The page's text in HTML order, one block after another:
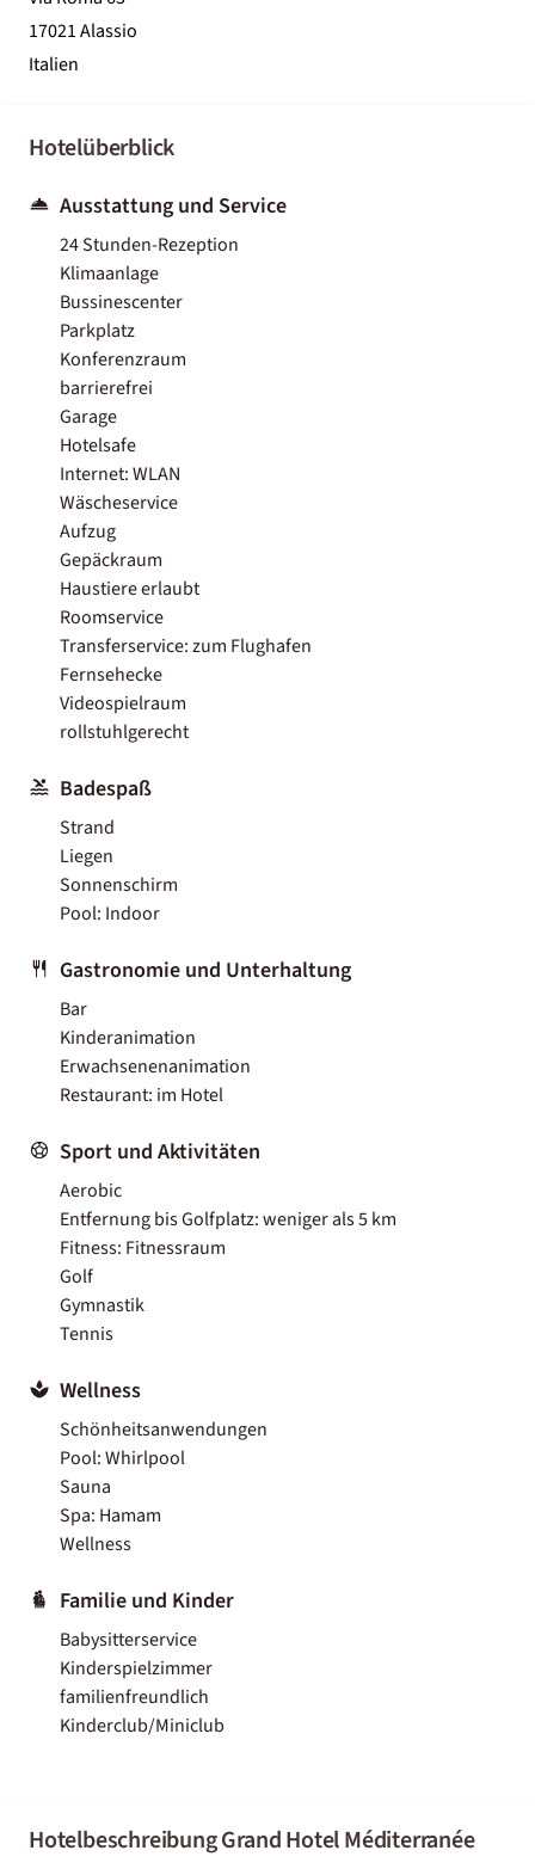
17021 Alassio
Italien
Hotelüberblick
Ausstattung und Service
24 Stunden-Rezeption
Klimaanlage
Bussinescenter
Parkplatz
Konferenzraum
barrierefrei
Garage
Hotelsafe
Internet: WLAN
Wäscheservice
Aufzug
Gepäckraum
Haustiere erlaubt
Roomservice
Transferservice: zum Flughafen
Fernsehecke
Videospielraum
rollstuhlgerecht
Badespaß
Strand
Liegen
Sonnenschirm
Pool: Indoor
Gastronomie und Unterhaltung
Bar
Kinderanimation
Erwachsenenanimation
Restaurant: im Hotel
Sport und Aktivitäten
Aerobic
Entfernung bis Golfplatz: weniger als 5 km
Fitness: Fitnessraum
Golf
Gymnastik
Tennis
Wellness
Schönheitsanwendungen
Pool: Whirlpool
Sauna
Spa: Hamam
Wellness
Familie und Kinder
Babysitterservice
Kinderspielzimmer
familienfreundlich
Kinderclub/Miniclub
Hotelbeschreibung Grand Hotel Méditerranée